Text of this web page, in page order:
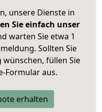
unsere Dienste in
Sie einfach unser
warten Sie etwa 1
Sollten Sie
füllen Sie
Formular aus.
erhalten